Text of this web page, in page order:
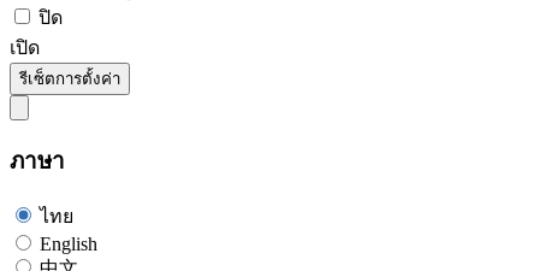
ปิด
เปิด
รีเซ็ตการตั้งค่า
ภาษา
ไทย
English